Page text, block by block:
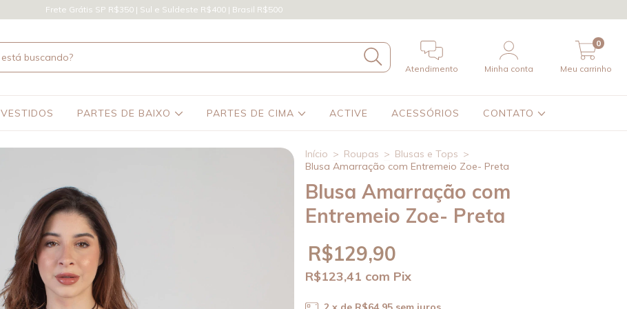
Frete Grátis SP R$350 | Sul e Suldeste R$400 | Brasil R$500
Atendimento Minha conta Meu carrinho
0
VESTIDOS PARTES DE BAIXO PARTES DE CIMA ACTIVE ACESSÓRIOS CONTATO
Início > Roupas > Blusas e Tops >
Blusa Amarração com Entremeio Zoe- Preta
Blusa Amarração com
Entremeio Zoe- Preta
R$129,90
R$123,41 com Pix